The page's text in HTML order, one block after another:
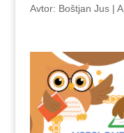
Avtor: Boštjan Jus|